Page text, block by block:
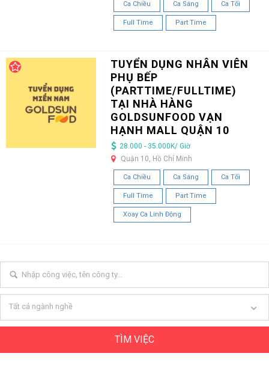
Ca Chiều Ca Sáng Ca Tối
Full Time Part Time
TUYỂN DỤNG NHÂN VIÊN
PHỤ BẾP
(PARTTIME/FULLTIME)
TẠI NHÀ HÀNG
GOLDSUNFOOD VẠN
HẠNH MALL QUẬN 10
28.000 - 35.000K/ Giờ
Quận 10, Hồ Chí Minh
Ca Chiều Ca Sáng Ca Tối
Full Time Part Time
Xoay Ca Linh Động
Tất cả ngành nghề